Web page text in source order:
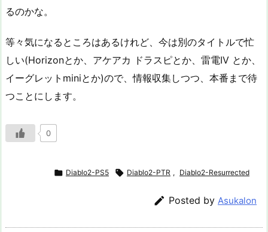
るのかな。
等々気になるところはあるけれど、今は別のタイトルで忙
しい(Horizonとか、アケアカ ドラスピとか、雷電IV とか、
イーグレットminiとか)ので、情報収集しつつ、本番まで待
つことにします。
0
 Diablo2-PS5  Diablo2-PTR , Diablo2-Resurrected
 Posted by Asukalon